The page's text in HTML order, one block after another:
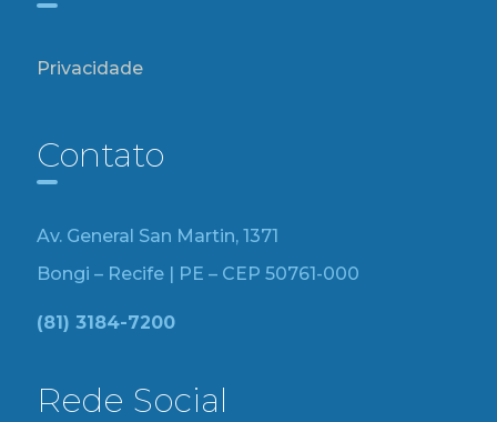
Privacidade
Contato
Av. General San Martin, 1371
Bongi – Recife | PE – CEP 50761-000
(81) 3184-7200
Rede Social